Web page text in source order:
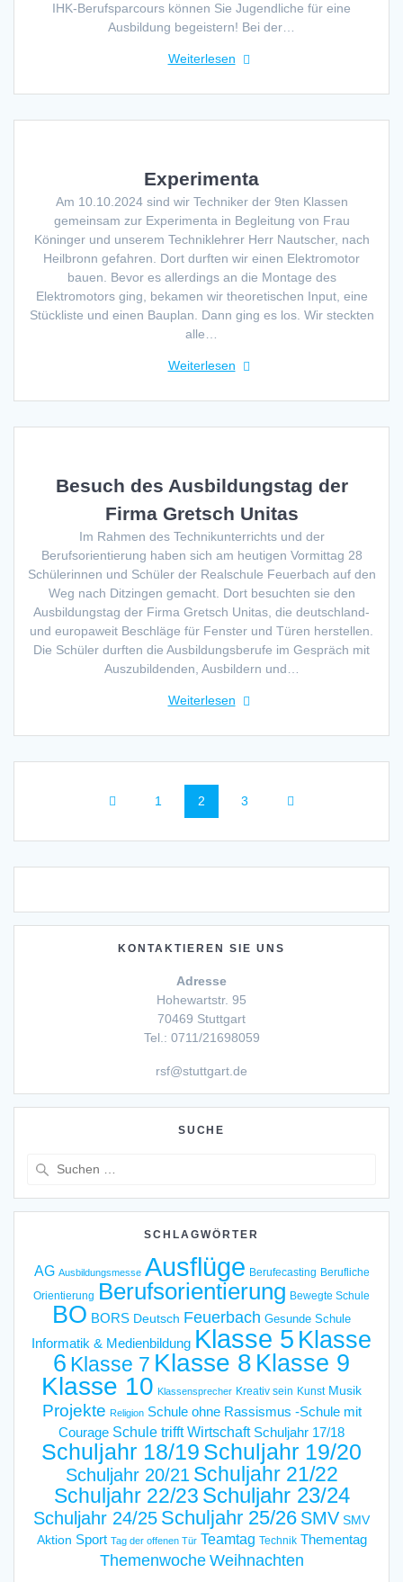
IHK-Berufsparcours können Sie Jugendliche für eine
Ausbildung begeistern! Bei der…
Weiterlesen
Experimenta
Am 10.10.2024 sind wir Techniker der 9ten Klassen
gemeinsam zur Experimenta in Begleitung von Frau
Köninger und unserem Techniklehrer Herr Nautscher, nach
Heilbronn gefahren. Dort durften wir einen Elektromotor
bauen. Bevor es allerdings an die Montage des
Elektromotors ging, bekamen wir theoretischen Input, eine
Stückliste und einen Bauplan. Dann ging es los. Wir steckten
alle…
Weiterlesen
Besuch des Ausbildungstag der
Firma Gretsch Unitas
Im Rahmen des Technikunterrichts und der
Berufsorientierung haben sich am heutigen Vormittag 28
Schülerinnen und Schüler der Realschule Feuerbach auf den
Weg nach Ditzingen gemacht. Dort besuchten sie den
Ausbildungstag der Firma Gretsch Unitas, die deutschland-
und europaweit Beschläge für Fenster und Türen herstellen.
Die Schüler durften die Ausbildungsberufe im Gespräch mit
Auszubildenden, Ausbildern und…
Weiterlesen
Beitragsnavigation
Seite
1 Seite
2 Seite
3
KONTAKTIEREN SIE UNS
Adresse
Hohewartstr. 95
70469 Stuttgart
Tel.: 0711/21698059
rsf@stuttgart.de
SUCHE
SCHLAGWÖRTER
AG Ausbildungsmesse Ausflüge Berufecasting Berufliche
Orientierung Berufsorientierung Bewegte Schule
BO BORS Deutsch Feuerbach Gesunde Schule
Informatik & Medienbildung Klasse 5 Klasse
6 Klasse 7 Klasse 8 Klasse 9
Klasse 10 Klassensprecher Kreativ sein Kunst Musik
Projekte Religion Schule ohne Rassismus -Schule mit
Courage Schule trifft Wirtschaft Schuljahr 17/18
Schuljahr 18/19 Schuljahr 19/20
Schuljahr 20/21 Schuljahr 21/22
Schuljahr 22/23 Schuljahr 23/24
Schuljahr 24/25 Schuljahr 25/26 SMV SMV
Aktion Sport Tag der offenen Tür Teamtag Technik Thementag
Themenwoche Weihnachten